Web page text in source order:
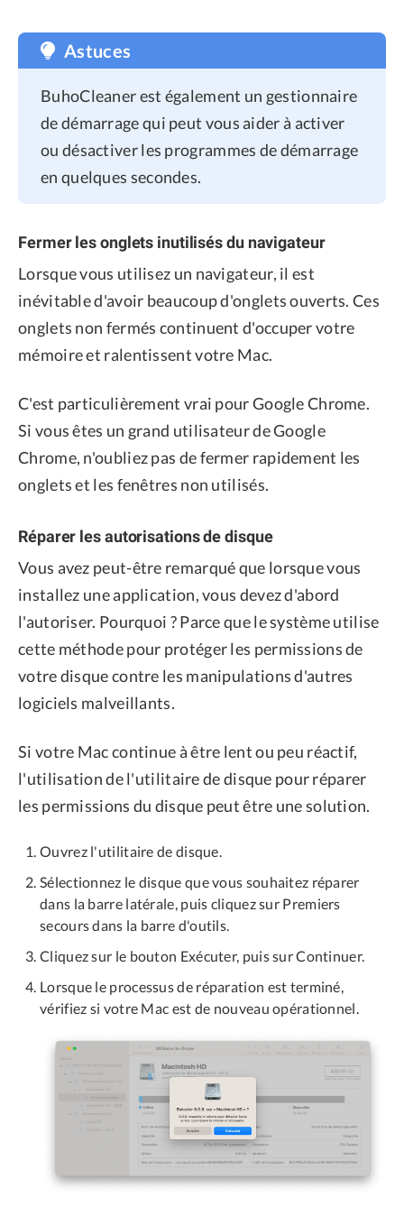
Astuces
BuhoCleaner est également un gestionnaire
de démarrage qui peut vous aider à activer
ou désactiver les programmes de démarrage
en quelques secondes.
Fermer les onglets inutilisés du navigateur
Lorsque vous utilisez un navigateur, il est
inévitable d'avoir beaucoup d'onglets ouverts. Ces
onglets non fermés continuent d'occuper votre
mémoire et ralentissent votre Mac.
C'est particulièrement vrai pour Google Chrome.
Si vous êtes un grand utilisateur de Google
Chrome, n'oubliez pas de fermer rapidement les
onglets et les fenêtres non utilisés.
Réparer les autorisations de disque
Vous avez peut-être remarqué que lorsque vous
installez une application, vous devez d'abord
l'autoriser. Pourquoi ? Parce que le système utilise
cette méthode pour protéger les permissions de
votre disque contre les manipulations d'autres
logiciels malveillants.
Si votre Mac continue à être lent ou peu réactif,
l'utilisation de l'utilitaire de disque pour réparer
les permissions du disque peut être une solution.
Ouvrez l'utilitaire de disque.
Sélectionnez le disque que vous souhaitez réparer
dans la barre latérale, puis cliquez sur Premiers
secours dans la barre d'outils.
Cliquez sur le bouton Exécuter, puis sur Continuer.
Lorsque le processus de réparation est terminé,
vérifiez si votre Mac est de nouveau opérationnel.